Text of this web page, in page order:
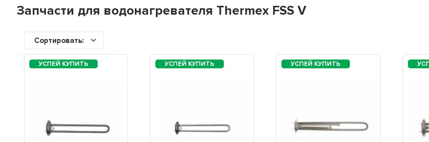
Запчасти для водонагревателя Thermex FSS V
Сортировать: